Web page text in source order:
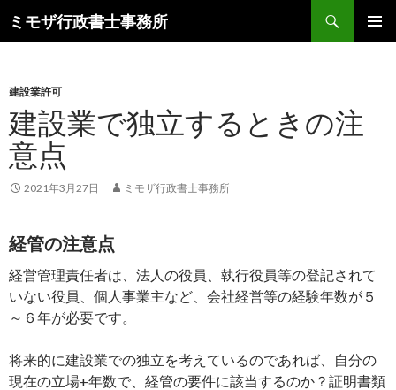
ミモザ行政書士事務所
ン
ツ
へ
ス
キ
ッ
建設業許可
建設業で独立するときの注
意点
2021年3月27日 ミモザ行政書士事務所
経管の注意点
経営管理責任者は、法人の役員、執行役員等の登記されて
いない役員、個人事業主など、会社経営等の経験年数が５
～６年が必要です。
将来的に建設業での独立を考えているのであれば、自分の
現在の立場+年数で、経管の要件に該当するのか？証明書類